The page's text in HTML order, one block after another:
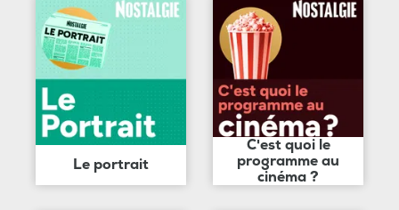
Le portrait
C'est quoi le
programme au
cinéma ?